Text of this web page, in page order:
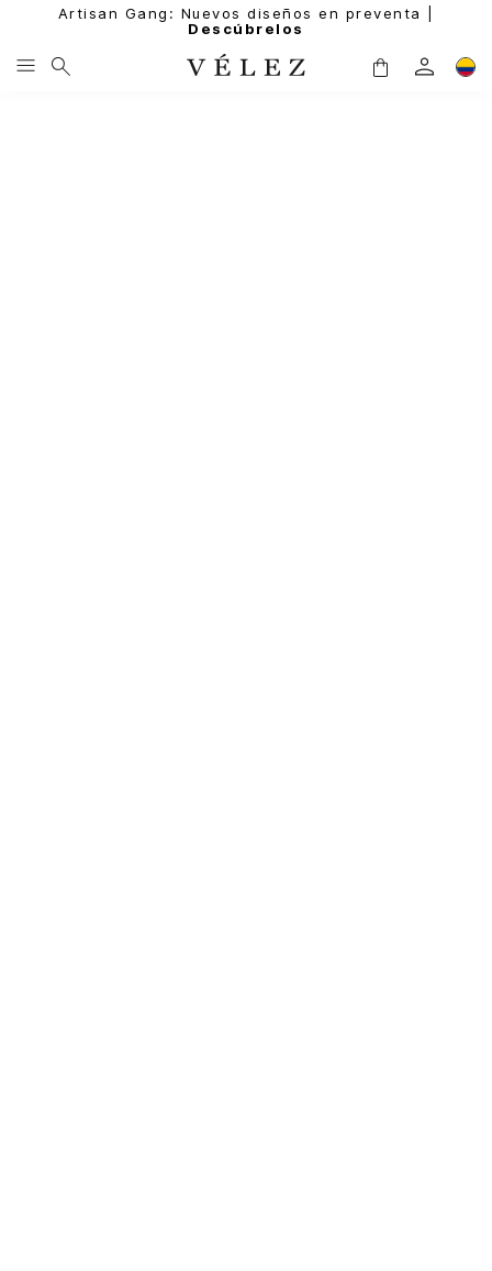
Artisan Gang: Nuevos diseños en preventa |
Descúbrelos